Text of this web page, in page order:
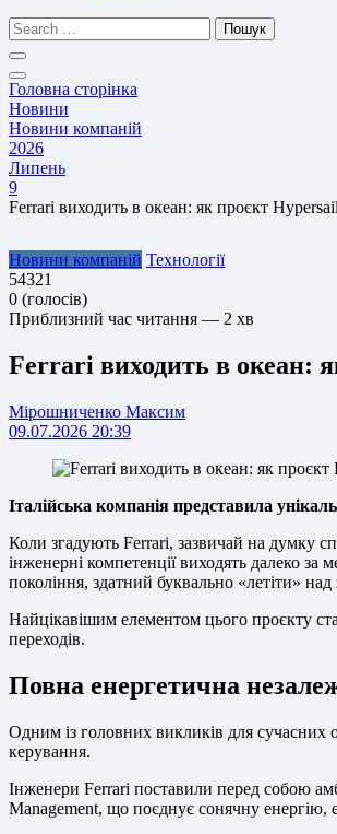
Пошук
Головна сторінка
Новини
Новини компаній
2026
Липень
9
Ferrari виходить в океан: як проєкт
Новини компаній Технології
54321
0 (голосів)
Приблизний час читання — 2 хв
Ferrari виходить в океан:
Мірошниченко Максим
09.07.2026 20:39
Італійська компанія представила
Коли згадують Ferrari, зазвичай на думку
інженерні компетенції виходять далеко
покоління, здатний буквально «летіти»
Найцікавішим елементом цього проєкту
переходів.
Повна енергетична
Одним із головних викликів для сучасних
керування.
Інженери Ferrari поставили перед собою
Management, що поєднує сонячну енергію,